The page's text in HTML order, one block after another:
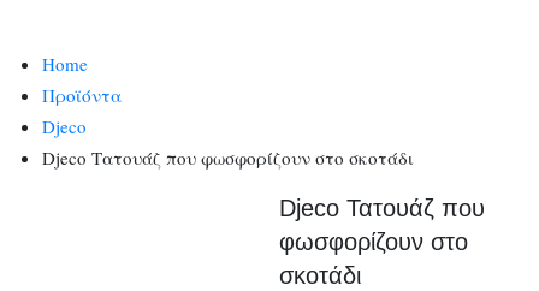
Home
Προϊόντα
Djeco
Djeco Τατουάζ που φωσφορίζουν στο σκοτάδι
Djeco Τατουάζ που
φωσφορίζουν στο
σκοτάδι